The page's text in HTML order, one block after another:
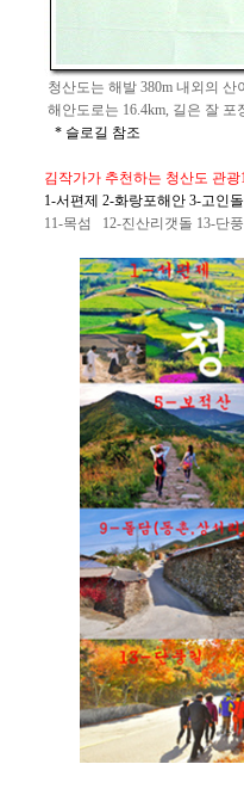
청산도는 해발 380m 내외의
해안도로는 16.4km, 길은 잘
* 슬로길 참조
김작가가 추천하는 청산도 관광
1-서편제 2-화랑포해안 3-고인
11-목섬 12-진산리갯돌 13-단